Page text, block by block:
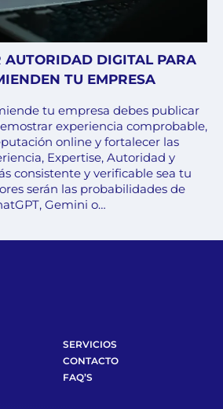
AUTORIDAD DIGITAL PARA
TU EMPRESA
tu empresa debes publicar
experiencia comprobable,
online y fortalecer las
Expertise, Autoridad y
consistente y verificable sea tu
serán las probabilidades de
Gemini o…
SERVICIOS
CONTACTO
FAQ’S